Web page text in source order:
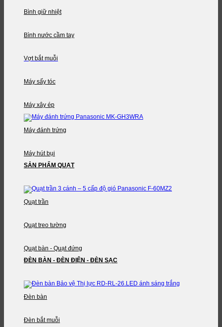
Bình giữ nhiệt
Bình nước cầm tay
Vợt bắt muỗi
Máy sấy tóc
Máy xây ép
Máy đánh trứng
Máy hút bụi
SẢN PHẨM QUẠT
Quạt trần
Quạt treo tường
Quạt bàn - Quạt đứng
ĐÈN BÀN - ĐÈN ĐIỆN - ĐÈN SẠC
Đèn bàn
Đèn bắt muỗi